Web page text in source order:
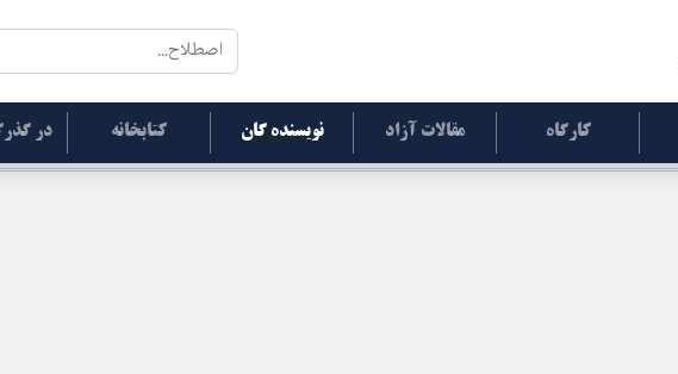
کارگاه مقالات آزاد نویسنده گان کتابخانه در